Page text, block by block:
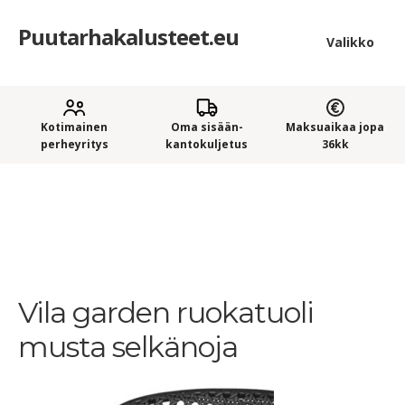
Siirry
Siirry
Puutarhakalusteet.eu Valikko
Puutarhakalusteet
Yleiset ehdot
Kotimainen
perheyritys
Oma sisään­
kantokuljetus
Maksuaikaa jopa
36kk
Vila garden ruokatuoli
musta selkänoja